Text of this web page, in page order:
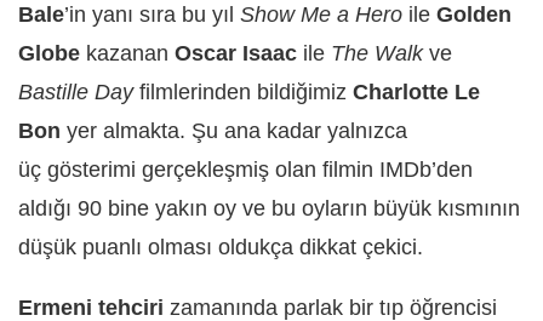
Bale’in yanı sıra bu yıl Show Me a Hero ile Golden
Globe kazanan Oscar Isaac ile The Walkve
Bastille Dayfilmlerinden bildiğimiz Charlotte Le
Bon yer almakta. Şu ana kadar yalnızca
üç gösterimi gerçekleşmiş olan filmin IMDb’den
aldığı 90 bine yakın oy ve bu oyların büyük kısmının
düşük puanlı olması oldukça dikkat çekici.
Ermeni tehciri zamanında parlak bir tıp öğrencisi